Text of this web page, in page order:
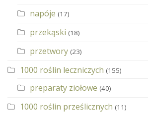
napóje (17)
przekąski (18)
przetwory (23)
1000 roślin leczniczych (155)
preparaty ziołowe (40)
1000 roślin prześlicznych (11)